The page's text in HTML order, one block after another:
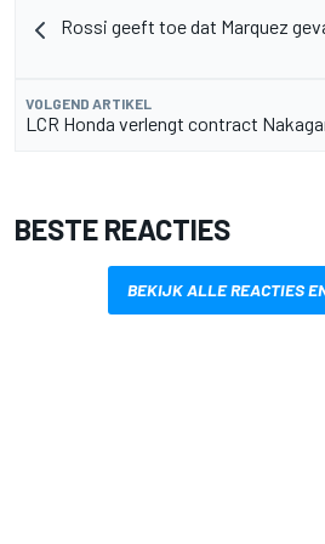
Rossi geeft toe dat Marquez
VOLGEND ARTIKEL
LCR Honda verlengt contract
BESTE REACTIES
BEKIJK ALLE REACTIES